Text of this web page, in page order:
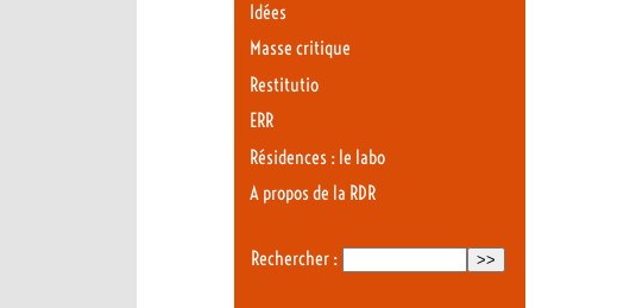
Idées
Masse critique
Restitutio
ERR
Résidences : le labo
A propos de la RDR
Rechercher :